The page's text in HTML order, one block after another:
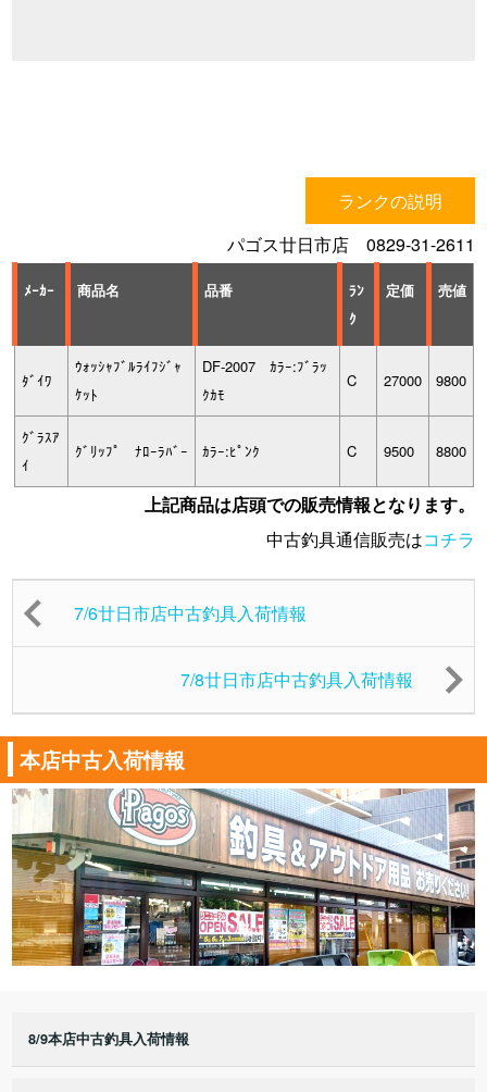
ランクの説明
パゴス廿日市店 0829-31-2611
ﾒｰｶｰ 商品名 品番
ﾗﾝ
ｸ
定価 売値
ﾀﾞｲﾜ
ｳｫｯｼｬﾌﾞﾙﾗｲﾌｼﾞｬ
ｹｯﾄ
DF-2007 ｶﾗｰ:ﾌﾞﾗｯ
ｸｶﾓ
C 27000 9800
ｸﾞﾗｽｱ
ｲ
ｸﾞﾘｯﾌﾟ ﾅﾛｰﾗﾊﾞｰ ｶﾗｰ:ﾋﾟﾝｸ C 9500 8800
上記商品は店頭での販売情報となります。
中古釣具通信販売はコチラ
7/6廿日市店中古釣具入荷情報
7/8廿日市店中古釣具入荷情報
本店中古入荷情報
8/9本店中古釣具入荷情報